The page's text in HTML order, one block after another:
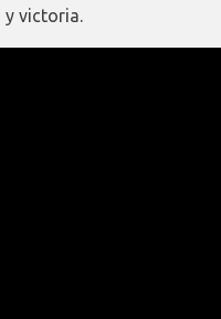
y victoria.